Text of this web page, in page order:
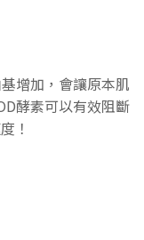
增加，會讓原本肌
酵素可以有效阻斷
！